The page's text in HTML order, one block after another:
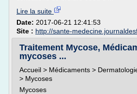
Lire la suite
Date: 2017-06-21 12:41:53
Site : http://sante-
Traitement Mycose,
mycoses ...
Accueil > Médicaments >
> Mycoses
Mycoses